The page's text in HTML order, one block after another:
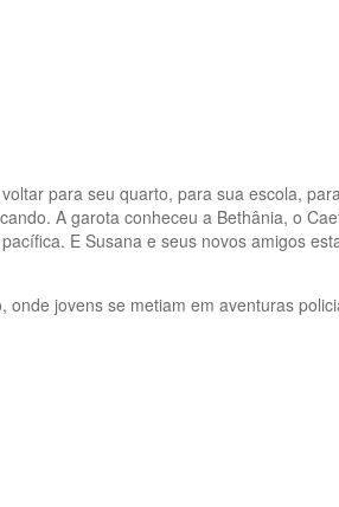
para seu quarto, para sua escola,
A garota conheceu a Bethânia, o
E Susana e seus novos amigos
jovens se metiam em aventuras